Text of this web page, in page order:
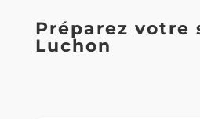
Préparez votre
Luchon